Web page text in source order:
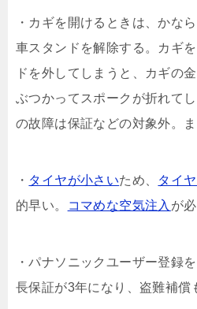
・カギを開けるときは、かな
車スタンドを解除する。カギ
ドを外してしまうと、カギの
ぶつかってスポークが折れて
の故障は保証などの対象外。
・ タイヤが小さいため、 タイ
的早い。
コマめな空気注入 が
・パナソニックユーザー登録
長保証が3年になり、盗難補償